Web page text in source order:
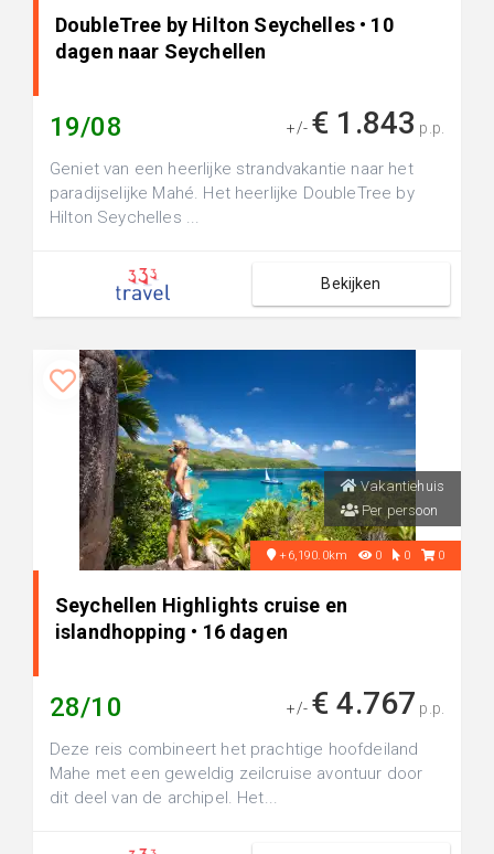
DoubleTree by Hilton Seychelles • 10
dagen naar Seychellen
19/08 +/- € 1.843 p.p.
Geniet van een heerlijke strandvakantie naar het
paradijselijke Mahé. Het heerlijke DoubleTree by
Hilton Seychelles ...
Bekijken
Vakantiehuis
Per persoon
+6,190.0km 0 0 0
Seychellen Highlights cruise en
islandhopping • 16 dagen
28/10 +/- € 4.767 p.p.
Deze reis combineert het prachtige hoofdeiland
Mahe met een geweldig zeilcruise avontuur door
dit deel van de archipel. Het...